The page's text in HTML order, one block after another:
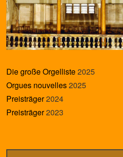
Die große Orgelliste2025
Orgues nouvelles2025
Preisträger2024
Preisträger2023